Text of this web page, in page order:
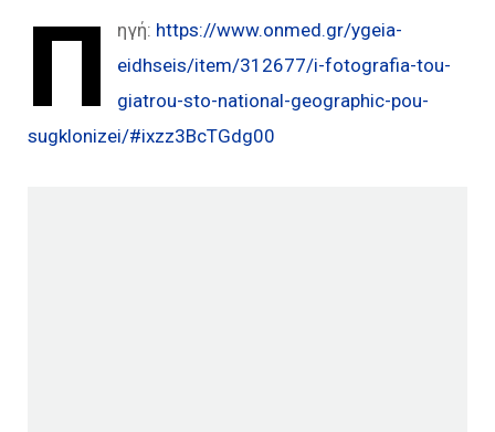
Π ηγή: https://www.onmed.gr/ygeia-
eidhseis/item/312677/i-fotografia-tou-
giatrou-sto-national-geographic-pou-
sugklonizei/#ixzz3BcTGdg00